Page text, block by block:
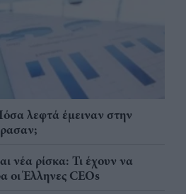
λεφτά έμειναν στην
νέα ρίσκα: Τι έχουν να
οι Έλληνες CEOs